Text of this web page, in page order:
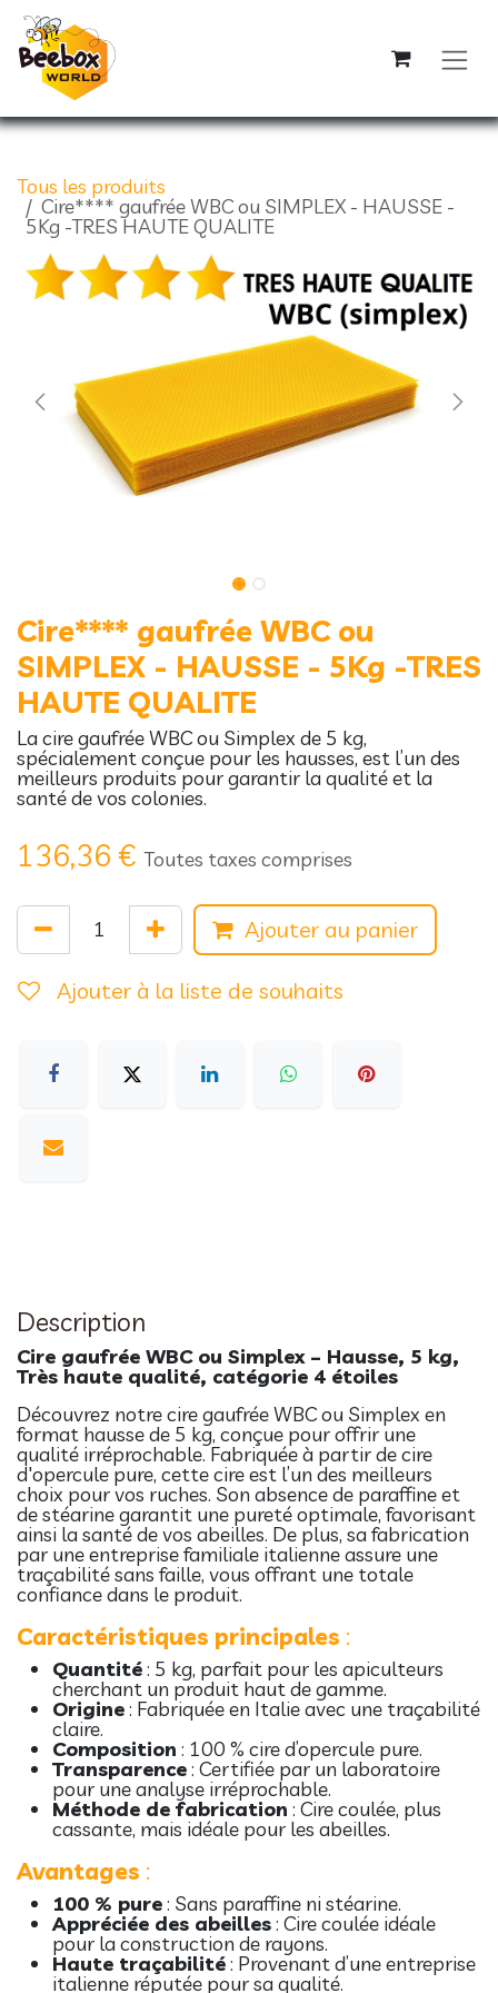
Se rendre au contenu
Tous les produits
Cire**** gaufrée WBC ou SIMPLEX - HAUSSE -
5Kg -TRES HAUTE QUALITE
Cire**** gaufrée WBC ou
SIMPLEX - HAUSSE - 5Kg -TRES
HAUTE QUALITE
La cire gaufrée WBC ou Simplex de 5 kg,
spécialement conçue pour les hausses, est l’un des
meilleurs produits pour garantir la qualité et la
santé de vos colonies.
136,36 € Toutes taxes comprises
Ajouter au panier
Ajouter à la liste de souhaits
Description
Cire gaufrée WBC ou Simplex – Hausse, 5 kg,
Très haute qualité, catégorie 4 étoiles
Découvrez notre cire gaufrée WBC ou Simplex en
format hausse de 5 kg, conçue pour offrir une
qualité irréprochable. Fabriquée à partir de cire
d'opercule pure, cette cire est l’un des meilleurs
choix pour vos ruches. Son absence de paraffine et
de stéarine garantit une pureté optimale, favorisant
ainsi la santé de vos abeilles. De plus, sa fabrication
par une entreprise familiale italienne assure une
traçabilité sans faille, vous offrant une totale
confiance dans le produit.
Caractéristiques principales :
Quantité: 5 kg, parfait pour les apiculteurs
cherchant un produit haut de gamme.
Origine: Fabriquée en Italie avec une traçabilité
claire.
Composition : 100 % cire d’opercule pure.
Transparence: Certifiée par un laboratoire
pour une analyse irréprochable.
Méthode de fabrication : Cire coulée, plus
cassante, mais idéale pour les abeilles.
Avantages :
100 % pure: Sans paraffine ni stéarine.
Appréciée des abeilles: Cire coulée idéale
pour la construction de rayons.
Haute traçabilité: Provenant d’une entreprise
italienne réputée pour sa qualité.